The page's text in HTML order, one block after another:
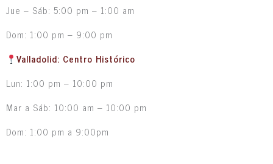
Jue – Sáb: 5:00 pm – 1:00 am
Dom: 1:00 pm – 9:00 pm
Valladolid: Centro Histórico
Lun: 1:00 pm – 10:00 pm
Mar a Sáb: 10:00 am – 10:00 pm
Dom: 1:00 pm a 9:00pm